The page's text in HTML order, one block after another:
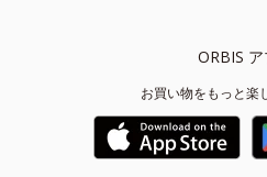
ORBIS ア
お買い物をもっと楽